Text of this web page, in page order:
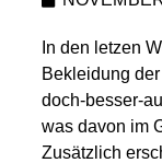
In den letzen
Bekleidung
doch-besser-
was davon im
Zusätzlich